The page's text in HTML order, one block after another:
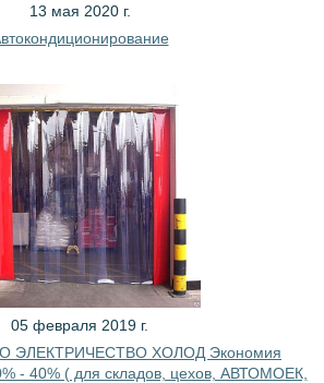
13 мая 2020 г.
05 февраля 2019 г.
ЭЛЕКТРИЧЕСТВО ХОЛОД Экономия
- 40% ( для складов, цехов, АВТОМОЕК,